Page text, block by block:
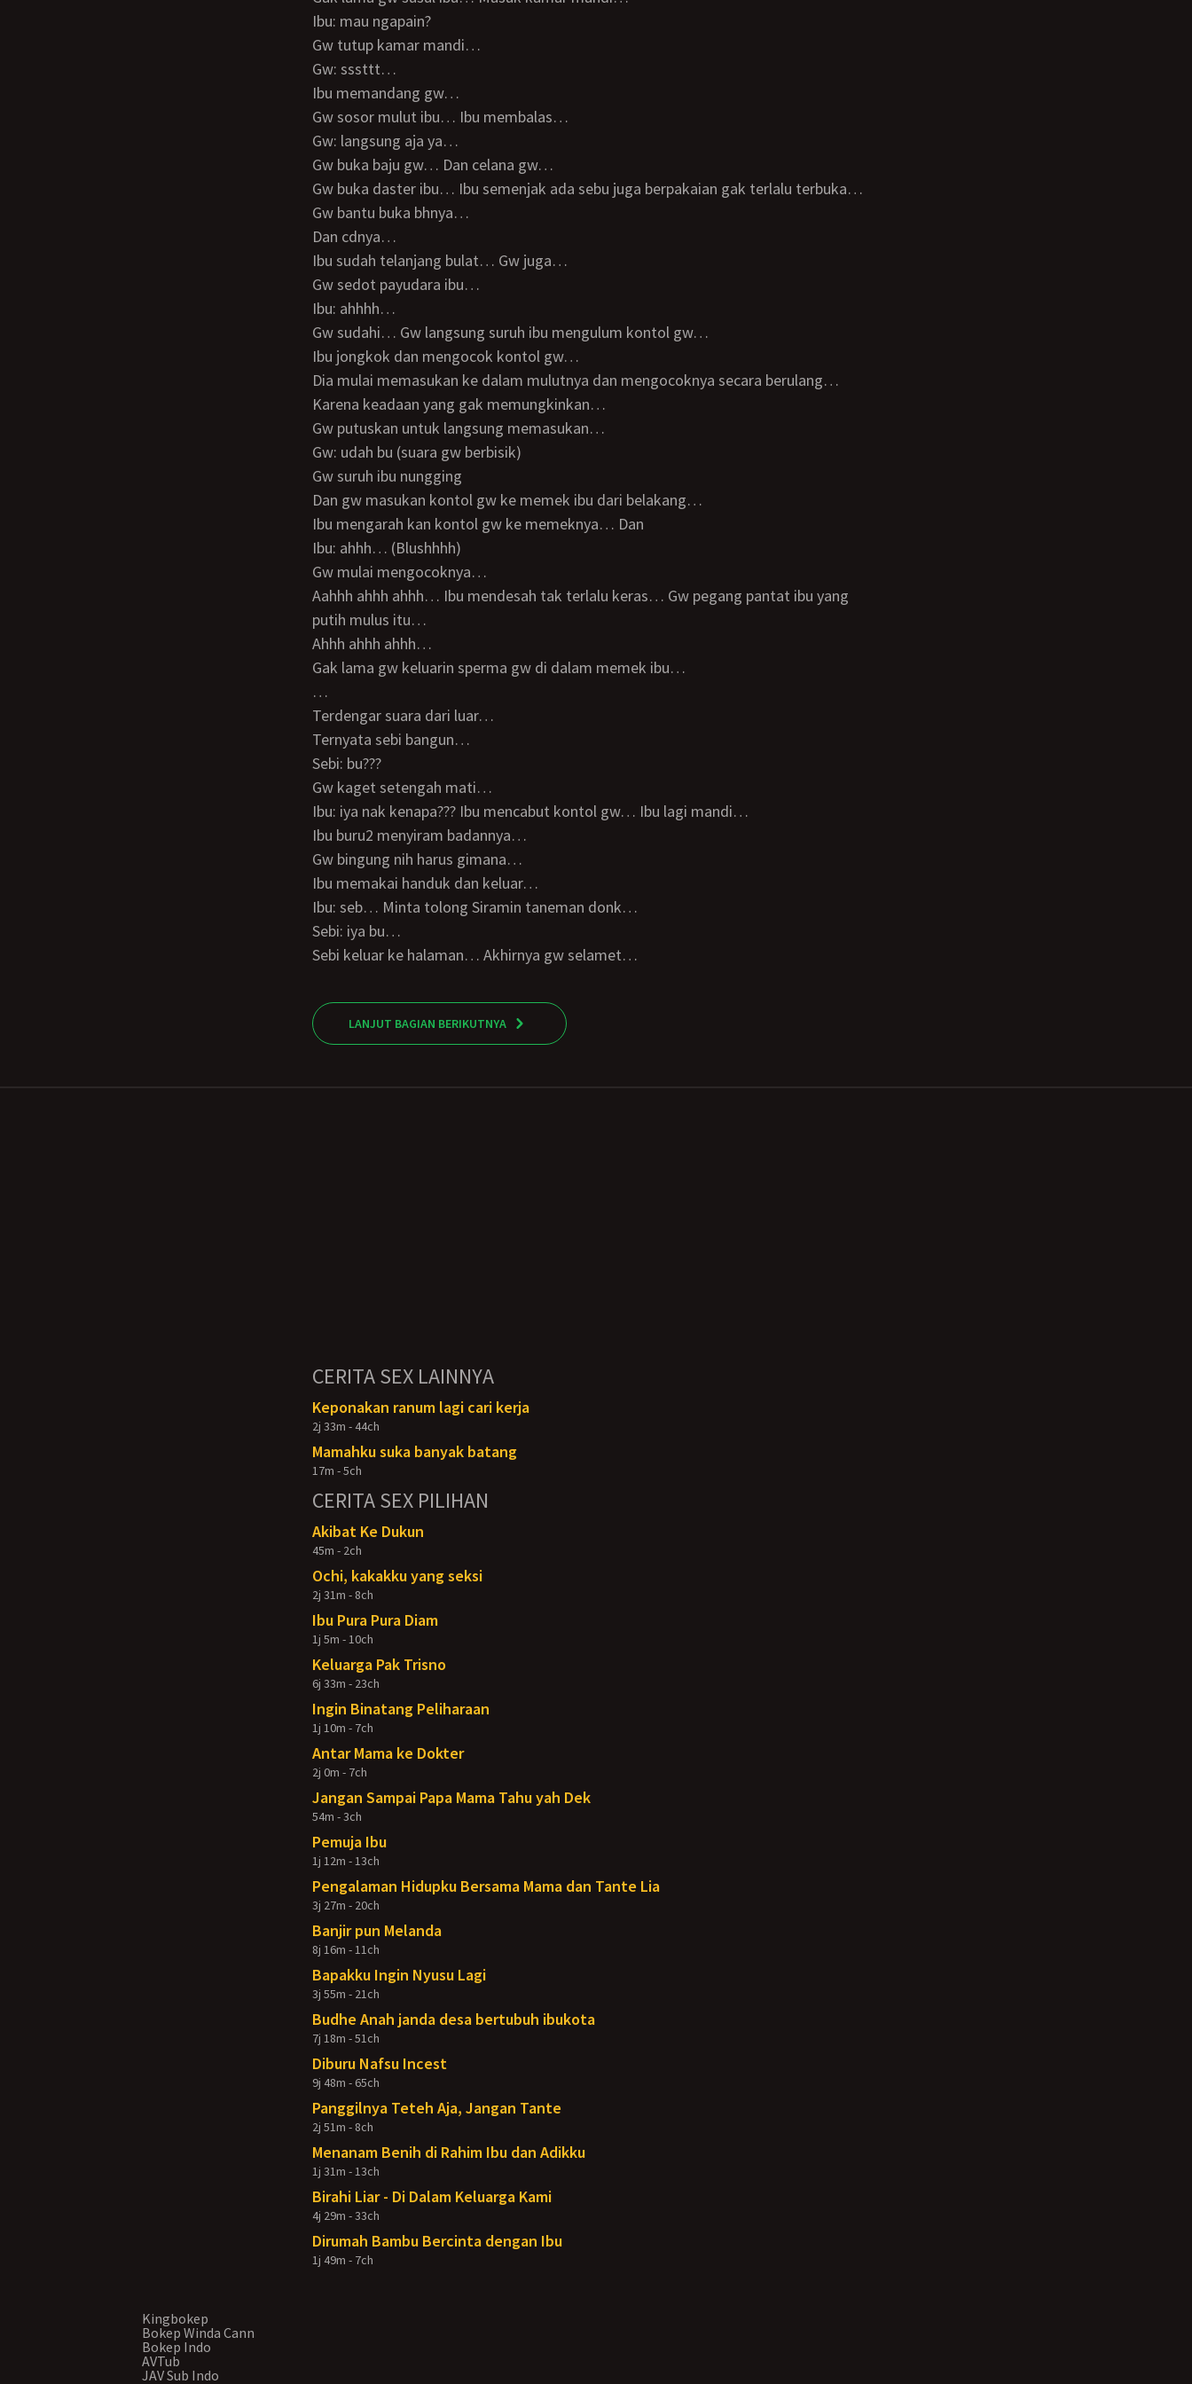
Ibu: mau ngapain?
Gw tutup kamar mandi…
Gw: sssttt…
Ibu memandang gw…
Gw sosor mulut ibu… Ibu membalas…
Gw: langsung aja ya…
Gw buka baju gw… Dan celana gw…
Gw buka daster ibu… Ibu semenjak ada sebu juga berpakaian gak terlalu terbuka…
Gw bantu buka bhnya…
Dan cdnya…
Ibu sudah telanjang bulat… Gw juga…
Gw sedot payudara ibu…
Ibu: ahhhh…
Gw sudahi… Gw langsung suruh ibu mengulum kontol gw…
Ibu jongkok dan mengocok kontol gw…
Dia mulai memasukan ke dalam mulutnya dan mengocoknya secara berulang…
Karena keadaan yang gak memungkinkan…
Gw putuskan untuk langsung memasukan…
Gw: udah bu (suara gw berbisik)
Gw suruh ibu nungging
Dan gw masukan kontol gw ke memek ibu dari belakang…
Ibu mengarah kan kontol gw ke memeknya… Dan
Ibu: ahhh… (Blushhhh)
Gw mulai mengocoknya…
Aahhh ahhh ahhh… Ibu mendesah tak terlalu keras… Gw pegang pantat ibu yang
putih mulus itu…
Ahhh ahhh ahhh…
Gak lama gw keluarin sperma gw di dalam memek ibu…
…
Terdengar suara dari luar…
Ternyata sebi bangun…
Sebi: bu???
Gw kaget setengah mati…
Ibu: iya nak kenapa??? Ibu mencabut kontol gw… Ibu lagi mandi…
Ibu buru2 menyiram badannya…
Gw bingung nih harus gimana…
Ibu memakai handuk dan keluar…
Ibu: seb… Minta tolong Siramin taneman donk…
Sebi: iya bu…
Sebi keluar ke halaman… Akhirnya gw selamet…
LANJUT BAGIAN BERIKUTNYA
CERITA SEX LAINNYA
Keponakan ranum lagi cari kerja
2j 33m - 44ch
Mamahku suka banyak batang
17m - 5ch
CERITA SEX PILIHAN
Akibat Ke Dukun
45m - 2ch
Ochi, kakakku yang seksi
2j 31m - 8ch
Ibu Pura Pura Diam
1j 5m - 10ch
Keluarga Pak Trisno
6j 33m - 23ch
Ingin Binatang Peliharaan
1j 10m - 7ch
Antar Mama ke Dokter
2j 0m - 7ch
Jangan Sampai Papa Mama Tahu yah Dek
54m - 3ch
Pemuja Ibu
1j 12m - 13ch
Pengalaman Hidupku Bersama Mama dan Tante Lia
3j 27m - 20ch
Banjir pun Melanda
8j 16m - 11ch
Bapakku Ingin Nyusu Lagi
3j 55m - 21ch
Budhe Anah janda desa bertubuh ibukota
7j 18m - 51ch
Diburu Nafsu Incest
9j 48m - 65ch
Panggilnya Teteh Aja, Jangan Tante
2j 51m - 8ch
Menanam Benih di Rahim Ibu dan Adikku
1j 31m - 13ch
Birahi Liar - Di Dalam Keluarga Kami
4j 29m - 33ch
Dirumah Bambu Bercinta dengan Ibu
1j 49m - 7ch
Kingbokep
Bokep Winda Cann
Bokep Indo
AVTub
JAV Sub Indo